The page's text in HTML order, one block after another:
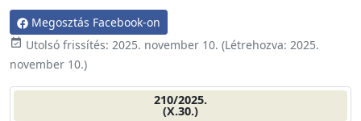
Megosztás Facebook-on
event_available Utolsó frissítés: 2025. november 10. (Létrehozva: 2025.
november 10.)
210/2025.
(X.30.)